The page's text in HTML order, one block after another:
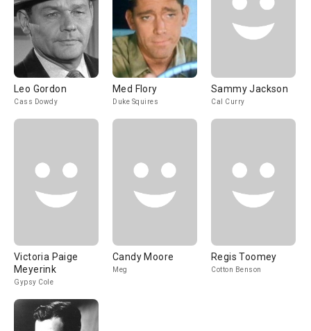
Leo Gordon
Cass Dowdy
Med Flory
Duke Squires
Sammy Jackson
Cal Curry
Victoria Paige
Meyerink
Gypsy Cole
Candy Moore
Meg
Regis Toomey
Cotton Benson